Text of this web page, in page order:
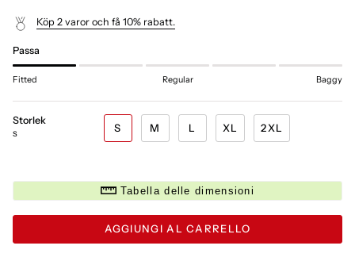
Köp 2 varor och få 10% rabatt.
Passa
Fitted Regular Baggy
Storlek
S S M L XL 2XL
Tabella delle dimensioni
AGGIUNGI AL CARRELLO